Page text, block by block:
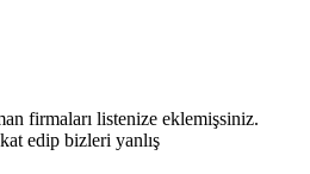
firmaları listenize eklemişsiniz.
edip bizleri yanlış